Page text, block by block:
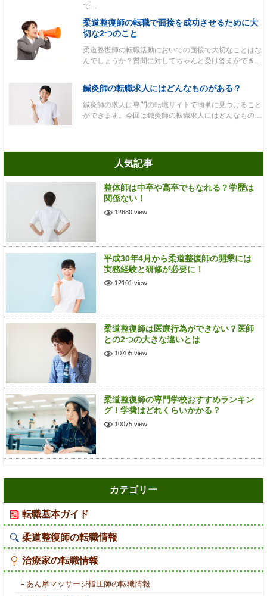
で…
柔道整復師の転職で面接を成功させるために大
切な2つのこと
柔道整復師の転職活動においての面接で大切なことはな
んでしょうか？質問に対してちゃんと受け答えができ…
鍼灸師の転職求人にはどんなものがある？
鍼灸師の求人は専門の転職サイトで簡単に見つけること
ができます。今回は鍼灸師の転職求人にはどんなもの…
人気記事
整体師は中卒や高卒でもなれる？学歴は
関係ない！
12680 view
平成30年4月から柔道整復師の開業には
実務経験と研修が必要に！
12101 view
柔道整復師は医療行為ができない？医師
との2つの大きな違いとは
10705 view
柔道整復師の専門学校おすすめランキン
グ！学費はどれくらいかかる？
10075 view
カテゴリー
転職基本ガイド
柔道整復師の転職情報
治療家の転職情報
└ あん摩マッサージ指圧師の転職情報